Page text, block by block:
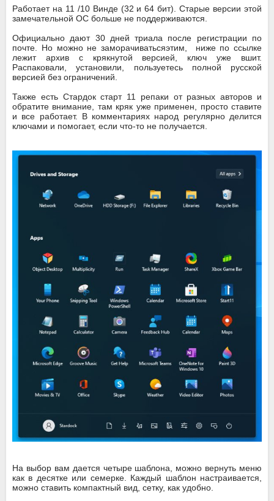
Работает на 11 /10 Винде (32 и 64 бит). Старые версии этой
замечательной ОС больше не поддерживаются.
Официально дают 30 дней триала после регистрации по
почте. Но можно не заморачиватьсяэтим, ниже по ссылке
лежит архив с крякнутой версией, ключ уже вшит.
Распаковали, установили, пользуетесь полной русской
версией без ограничений.
Также есть Стардок старт 11 репаки от разных авторов и
обратите внимание, там кряк уже применен, просто ставите
и все работает. В комментариях народ регулярно делится
ключами и помогает, если что-то не получается.
На выбор вам дается четыре шаблона, можно вернуть меню
как в десятке или семерке. Каждый шаблон настраивается,
можно ставить компактный вид, сетку, как удобно.